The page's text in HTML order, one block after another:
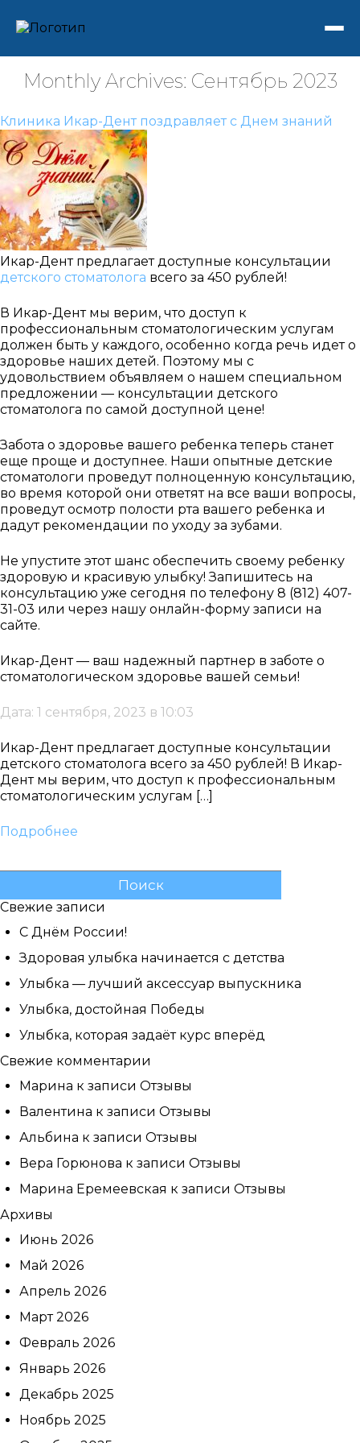
Monthly Archives: Сентябрь 2023
Клиника Икар-Дент поздравляет с Днем знаний
Икар-Дент предлагает доступные консультации
детского стоматолога всего за 450 рублей!
В Икар-Дент мы верим, что доступ к
профессиональным стоматологическим услугам
должен быть у каждого, особенно когда речь идет о
здоровье наших детей. Поэтому мы с
удовольствием объявляем о нашем специальном
предложении — консультации детского
стоматолога по самой доступной цене!
Забота о здоровье вашего ребенка теперь станет
еще проще и доступнее. Наши опытные детские
стоматологи проведут полноценную консультацию,
во время которой они ответят на все ваши вопросы,
проведут осмотр полости рта вашего ребенка и
дадут рекомендации по уходу за зубами.
Не упустите этот шанс обеспечить своему ребенку
здоровую и красивую улыбку! Запишитесь на
консультацию уже сегодня по телефону 8 (812) 407-
31-03 или через нашу онлайн-форму записи на
сайте.
Икар-Дент — ваш надежный партнер в заботе о
стоматологическом здоровье вашей семьи!
Дата: 1 сентября, 2023 в 10:03
Икар-Дент предлагает доступные консультации
детского стоматолога всего за 450 рублей! В Икар-
Дент мы верим, что доступ к профессиональным
стоматологическим услугам […]
Подробнее
Свежие записи
С Днём России!
Здоровая улыбка начинается с детства
Улыбка — лучший аксессуар выпускника
Улыбка, достойная Победы
Улыбка, которая задаёт курс вперёд
Свежие комментарии
Марина к записи Отзывы
Валентина к записи Отзывы
Альбина к записи Отзывы
Вера Горюнова к записи Отзывы
Марина Еремеевская к записи Отзывы
Архивы
Июнь 2026
Май 2026
Апрель 2026
Март 2026
Февраль 2026
Январь 2026
Декабрь 2025
Ноябрь 2025